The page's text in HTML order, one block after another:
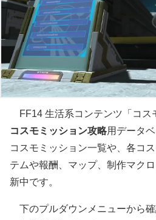
FF14 生活系コンテンツ「コ
コスモミッション攻略用データ
コスモミッション一覧や、各コ
テムや報酬、マップ、制作マク
新中です。
下のプルダウンメニューから